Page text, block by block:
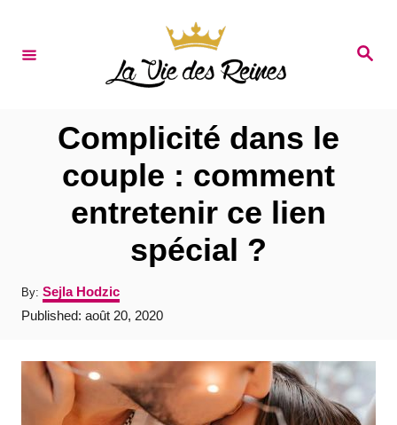
S
Complicité dans le
couple : comment
entretenir ce lien
spécial ?
By: A
u
t
o
r
Sejla Hodzic
P
t
Published: août 20, 2020